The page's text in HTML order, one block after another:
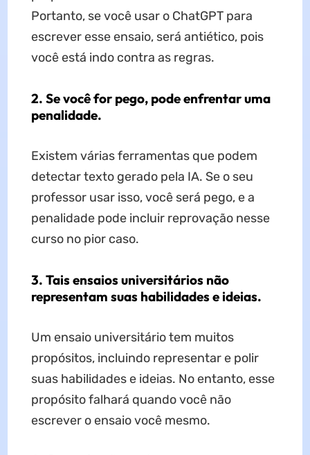
Portanto, se você usar o ChatGPT para
escrever esse ensaio, será antiético, pois
você está indo contra as regras.
2. Se você for pego, pode enfrentar uma
penalidade.
Existem várias ferramentas que podem
detectar texto gerado pela IA. Se o seu
professor usar isso, você será pego, e a
penalidade pode incluir reprovação nesse
curso no pior caso.
3. Tais ensaios universitários não
representam suas habilidades e ideias.
Um ensaio universitário tem muitos
propósitos, incluindo representar e polir
suas habilidades e ideias. No entanto, esse
propósito falhará quando você não
escrever o ensaio você mesmo.